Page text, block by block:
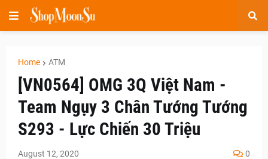
Home ATM
[VN0564] OMG 3Q Việt Nam -
Team Ngụy 3 Chân Tướng Tướng
S293 - Lực Chiến 30 Triệu
August 12, 2020 0